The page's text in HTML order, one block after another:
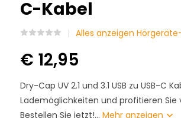
C-Kabel
Alles anzeigen
€ 12,95
Dry-Cap UV 2.1 und 3.1 USB zu USB-C
Lademöglichkeiten und profitieren Sie
Bestellen Sie jetzt!...Mehr anzeigen